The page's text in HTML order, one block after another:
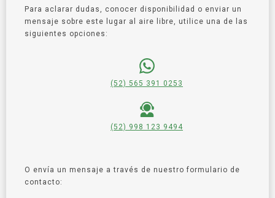
Para aclarar dudas, conocer disponibilidad o enviar un
mensaje sobre este lugar al aire libre, utilice una de las
siguientes opciones:
(52) 565 391 0253
(52) 998 123 9494
O envía un mensaje a través de nuestro formulario de
contacto: